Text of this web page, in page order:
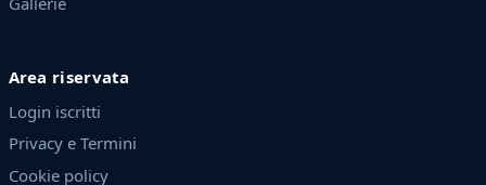
Area riservata
Login iscritti
Privacy e Termini
Cookie policy